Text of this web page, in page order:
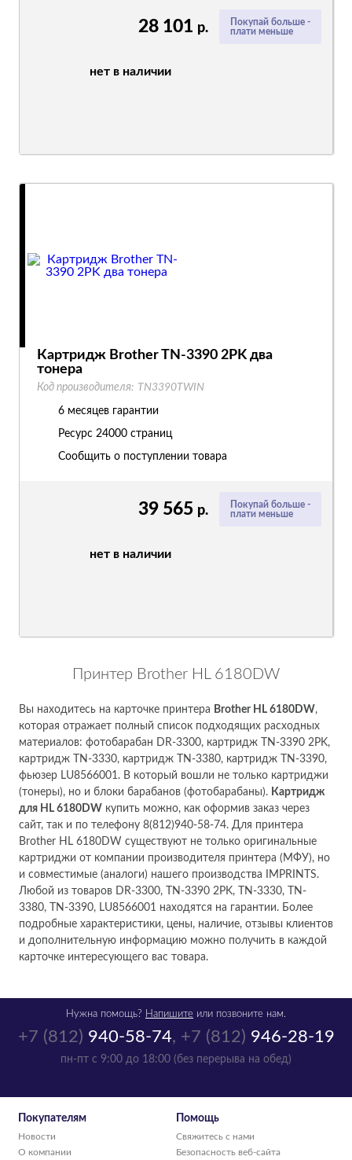
Покупай больше -
плати меньше
28 101 р.
нет в наличии
Покупай больше -
плати меньше
39 565 р.
нет в наличии
Картридж Brother TN-3390 2PK два
тонера
Код производителя: TN3390TWIN
6 месяцев гарантии
Ресурс 24000 страниц
Сообщить о поступлении товара
Принтер Brother HL 6180DW
Вы находитесь на карточке принтера Brother HL 6180DW,
которая отражает полный список подходящих расходных
материалов: фотобарабан DR-3300, картридж TN-3390 2PK,
картридж TN-3330, картридж TN-3380, картридж TN-3390,
фьюзер LU8566001. В который вошли не только картриджи
(тонеры), но и блоки барабанов (фотобарабаны). Картридж
для HL 6180DW купить можно, как оформив заказ через
сайт, так и по телефону 8(812)940-58-74. Для принтера
Brother HL 6180DW существуют не только оригинальные
картриджи от компании производителя принтера (МФУ), но
и совместимые (аналоги) нашего производства IMPRINTS.
Любой из товаров DR-3300, TN-3390 2PK, TN-3330, TN-
3380, TN-3390, LU8566001 находятся на гарантии. Более
подробные характеристики, цены, наличие, отзывы клиентов
и дополнительную информацию можно получить в каждой
карточке интересующего вас товара.
+7 (812) 940-58-74, +7 (812) 946-28-19
пн-пт с 9:00 до 18:00 (без перерыва на обед)
Нужна помощь? Напишите или позвоните нам.
Покупателям
Новости
О компании
Помощь
Свяжитесь с нами
Безопасность веб-сайта